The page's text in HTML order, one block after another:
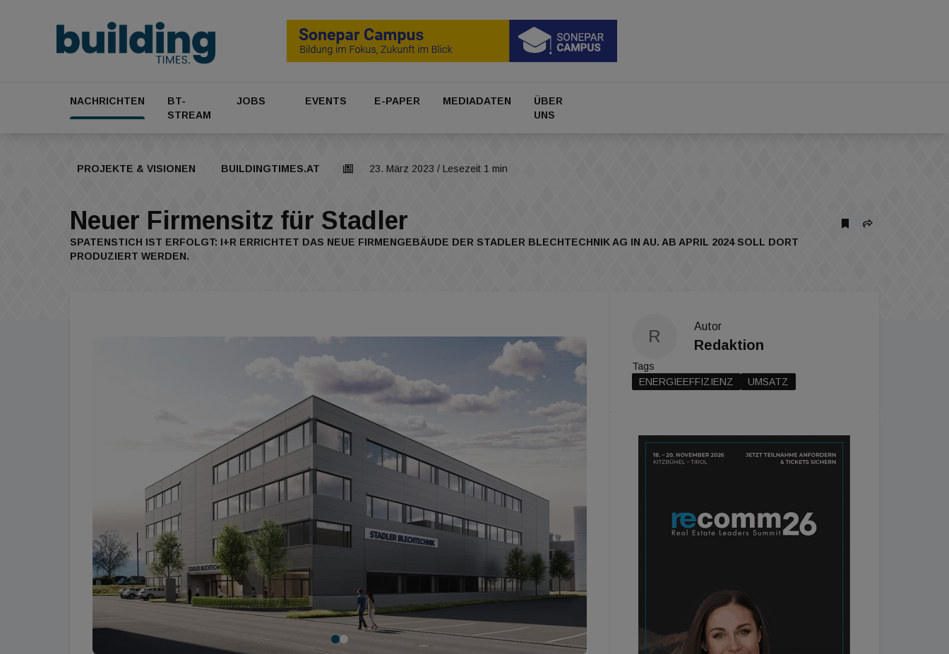
NACHRICHTEN
BT-
STREAM
JOBS EVENTS E-PAPER MEDIADATEN
ÜBER
UNS
PROJEKTE & VISIONEN BUILDINGTIMES.AT 23. März 2023 / Lesezeit 1 min
Neuer Firmensitz für Stadler
SPATENSTICH IST ERFOLGT: I+R ERRICHTET DAS NEUE FIRMENGEBÄUDE DER STADLER BLECHTECHNIK AG IN AU. AB APRIL 2024 SOLL DORT
PRODUZIERT WERDEN.
R
Autor
Redaktion
Tags
ENERGIEEFFIZIENZ
UMSATZ